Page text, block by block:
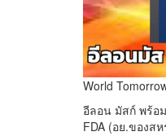
World
อีลอน มัสก์ พร้อ
FDA (อย.ของส